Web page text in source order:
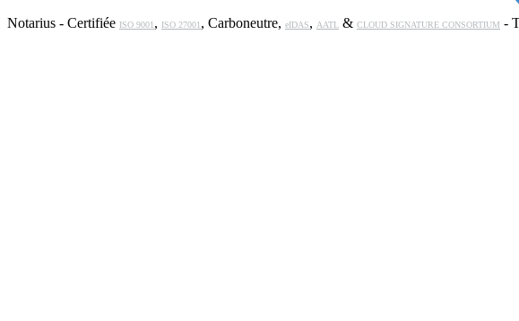
Notarius - Certifiée ISO 9001 , ISO 27001 , Carboneutre, eIDAS, AATL & CLOUD SIGNATURE CONSORTIUM -